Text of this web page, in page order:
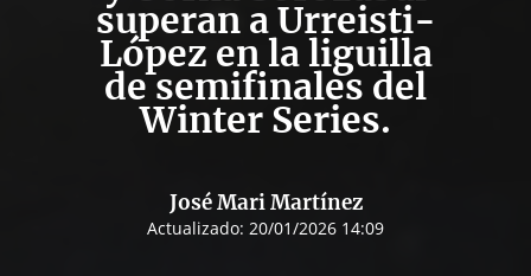
superan a Urreisti-
López en la liguilla
de semifinales del
Winter Series.
José Mari Martínez
Actualizado: 20/01/2026 14:09